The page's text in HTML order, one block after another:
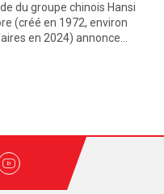
du groupe chinois Hansi
(créé en 1972, environ
en 2024) annonce…
Youtube